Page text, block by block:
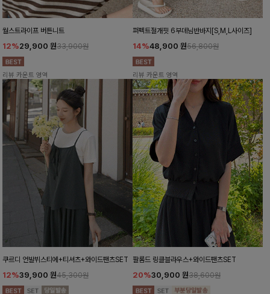
월스트라이프 버튼니트
12%29,900 원33,900원
리뷰 카운트 영역
퍼펙트절개핏 6부데님반바지[S,M,L사이즈]
14%48,900 원56,800원
리뷰 카운트 영역
쿠르디 언발뷔스티에+티셔츠+와이드팬츠SET
12%39,900 원45,300원
팔롬드 링클블라우스+와이드팬츠SET
20%30,900 원38,600원